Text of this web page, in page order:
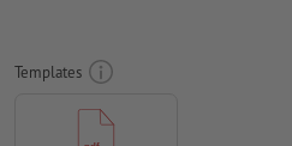
Kleurmodus:
Spel- en zetfouten
Templates